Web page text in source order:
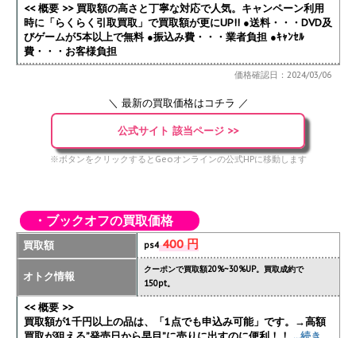
<< 概要 >> 買取額の高さと丁寧な対応で人気。キャンペーン利用
時に「らくらく引取買取」で買取額が更にUP!! ●送料・・・DVD及
びゲームが5本以上で無料 ●振込み費・・・業者負担 ●ｷｬﾝｾﾙ
費・・・お客様負担
価格確認日：2024/03/06
＼ 最新の買取価格はコチラ ／
公式サイト 該当ページ >>
※ボタンをクリックするとGeoオンラインの公式HPに移動します
・ブックオフの買取価格
買取額 ps4400 円
オトク情報
クーポンで買取額20%~30%UP。買取成約で
150pt。
<< 概要 >>
買取額が1千円以上の品は、「1点でも申込み可能」です。→高額